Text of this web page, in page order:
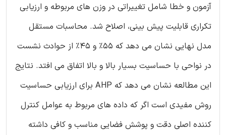
آزمون و خطا شامل تغییراتی در وزن های مربوطه و ارزیابی
تکراری قابلیت پیش بینی، اصلاح شد. محاسبات مستقل
مدل نهایی نشان می دهد که 55% و 45% از حوادث نشست
در نواحی با حساسیت بسیار بالا و بالا اتفاق می افتد. نتایج
این مطالعه نشان می دهد که AHP برای ارزیابی حساسیت
روش مفیدی است اگر که داده های مربوط به عوامل کنترل
کننده اصلی دقت و پوشش فضایی مناسب و کافی داشته